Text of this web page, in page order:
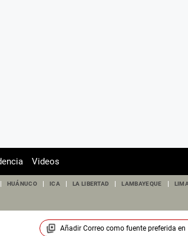
Videos
HUÁNUCO ICA LA LIBERTAD LAMBAYEQUE LIMA
Añadir Correocomo fuente preferida en